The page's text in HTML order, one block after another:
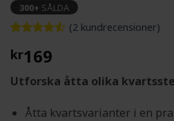
300+ SÅLDA
4.5av 5
baserat på
kundrecensioner
(2 kundrecensioner)
kr169
Utforska åtta olika
Åtta kvartsvarianter i en